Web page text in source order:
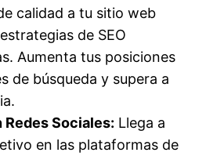
calidad a tu sitio web
de SEO
Aumenta tus posiciones
de búsqueda y supera a
Redes Sociales: Llega a
en las plataformas de